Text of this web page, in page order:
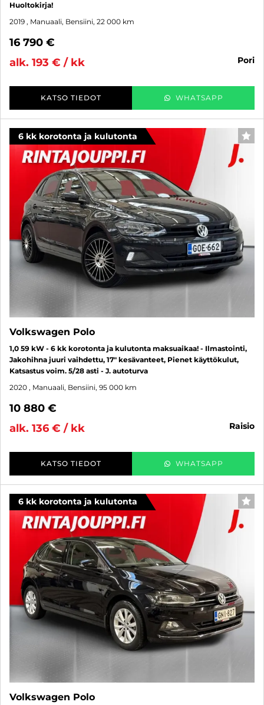
Huoltokirja!
2019 , Manuaali, Bensiini, 22 000 km
16 790 €
alk. 193 € / kk
pori
KATSO TIEDOT WHATSAPP
6 kk korotonta ja kulutonta
Volkswagen Polo
1,0 59 kW - 6 kk korotonta ja kulutonta maksuaikaa! - Ilmastointi,
Jakohihna juuri vaihdettu, 17" kesävanteet, Pienet käyttökulut,
Katsastus voim. 5/28 asti - J. autoturva
2020 , Manuaali, Bensiini, 95 000 km
10 880 €
alk. 136 € / kk
raisio
KATSO TIEDOT WHATSAPP
6 kk korotonta ja kulutonta
Volkswagen Polo